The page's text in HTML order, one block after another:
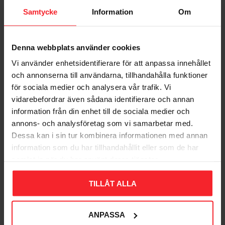
Samtycke Information Om
Denna webbplats använder cookies
Vi använder enhetsidentifierare för att anpassa innehållet
och annonserna till användarna, tillhandahålla funktioner
för sociala medier och analysera vår trafik. Vi
vidarebefordrar även sådana identifierare och annan
information från din enhet till de sociala medier och
annons- och analysföretag som vi samarbetar med.
Dessa kan i sin tur kombinera informationen med annan
information som du har tillhandahållit eller som de har
TILLÅT ALLA
ANPASSA
Gem som favorit
Oliepind 5L Med
Låg/Spindpakning
005053070
Gem som favorit
Pudsningsstativ CMC
008883540
Gem